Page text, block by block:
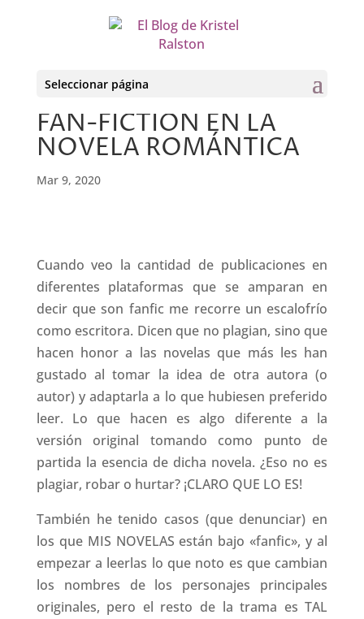
Seleccionar página
FAN-FICTION EN LA
NOVELA ROMÁNTICA
Mar 9, 2020
Cuando veo la cantidad de publicaciones en
diferentes plataformas que se amparan en
decir que son fanfic me recorre un escalofrío
como escritora. Dicen que no plagian, sino que
hacen honor a las novelas que más les han
gustado al tomar la idea de otra autora (o
autor) y adaptarla a lo que hubiesen preferido
leer. Lo que hacen es algo diferente a la
versión original tomando como punto de
partida la esencia de dicha novela. ¿Eso no es
plagiar, robar o hurtar? ¡CLARO QUE LO ES!
También he tenido casos (que denunciar) en
los que MIS NOVELAS están bajo «fanfic», y al
empezar a leerlas lo que noto es que cambian
los nombres de los personajes principales
originales, pero el resto de la trama es TAL